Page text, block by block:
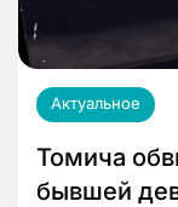
Актуальное
Томича
бывшей